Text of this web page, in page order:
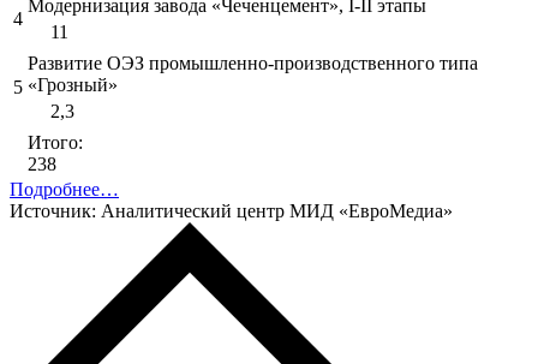
4
Модернизация завода «Чеченцемент», I-II этапы
11
5
Развитие ОЭЗ промышленно-производственного типа
«Грозный»
2,3
Итого:
238
Подробнее…
Источник: Аналитический центр МИД «ЕвроМедиа»